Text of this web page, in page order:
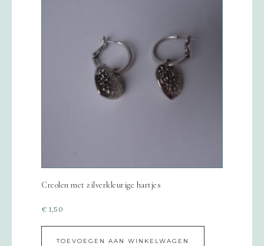
Creolen met zilverkleurige hartjes
€ 1,50
TOEVOEGEN AAN WINKELWAGEN